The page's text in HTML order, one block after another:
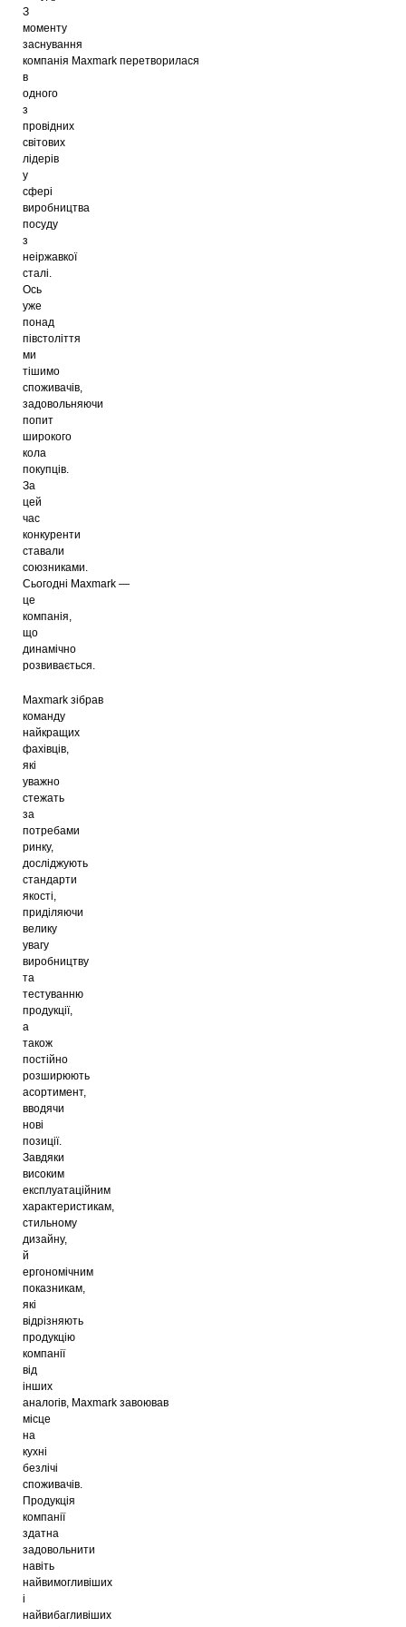
З
моменту
заснування
компанія Maxmark перетворилася
в
одного
з
провідних
світових
лідерів
у
сфері
виробництва
посуду
з
неіржавкої
сталі.
Ось
уже
понад
півстоліття
ми
тішимо
споживачів,
задовольняючи
попит
широкого
кола
покупців.
За
цей
час
конкуренти
ставали
союзниками.
Сьогодні Maxmark —
це
компанія,
що
динамічно
розвивається.
Maxmark зібрав
команду
найкращих
фахівців,
які
уважно
стежать
за
потребами
ринку,
досліджують
стандарти
якості,
приділяючи
велику
увагу
виробництву
та
тестуванню
продукції,
а
також
постійно
розширюють
асортимент,
вводячи
нові
позиції.
Завдяки
високим
експлуатаційним
характеристикам,
стильному
дизайну,
й
ергономічним
показникам,
які
відрізняють
продукцію
компанії
від
інших
аналогів, Maxmark завоював
місце
на
кухні
безлічі
споживачів.
Продукція
компанії
здатна
задовольнити
навіть
найвимогливіших
і
найвибагливіших